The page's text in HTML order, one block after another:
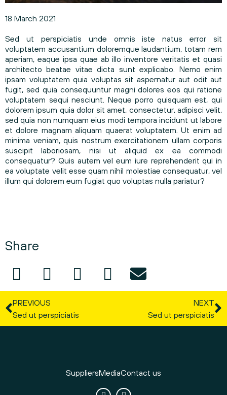
18 March 2021
Sed ut perspiciatis unde omnis iste natus error sit
voluptatem accusantium doloremque laudantium, totam rem
aperiam, eaque ipsa quae ab illo inventore veritatis et quasi
architecto beatae vitae dicta sunt explicabo. Nemo enim
ipsam voluptatem quia voluptas sit aspernatur aut odit aut
fugit, sed quia consequuntur magni dolores eos qui ratione
voluptatem sequi nesciunt. Neque porro quisquam est, qui
dolorem ipsum quia dolor sit amet, consectetur, adipisci velit,
sed quia non numquam eius modi tempora incidunt ut labore
et dolore magnam aliquam quaerat voluptatem. Ut enim ad
minima veniam, quis nostrum exercitationem ullam corporis
suscipit laboriosam, nisi ut aliquid ex ea commodi
consequatur? Quis autem vel eum iure reprehenderit qui in
ea voluptate velit esse quam nihil molestiae consequatur, vel
illum qui dolorem eum fugiat quo voluptas nulla pariatur?
Share
PREVIOUS
Sed ut perspiciatis
NEXT
Sed ut perspiciatis
SuppliersMediaContact us